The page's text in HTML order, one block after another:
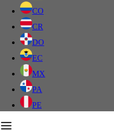
CO
CR
DO
EC
MX
PA
PE